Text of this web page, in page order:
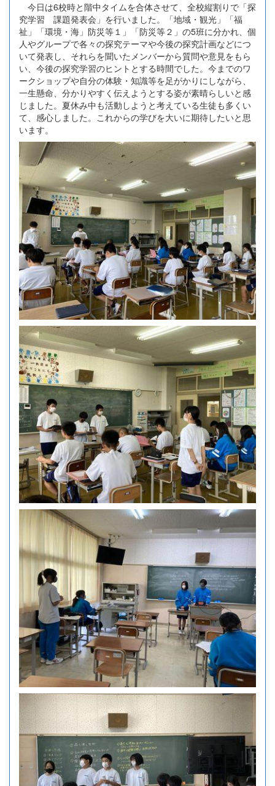
今日は6校時と階中タイムを合体させて、全校縦割りで「探
究学習 課題発表会」を行いました。「地域・観光」「福
祉」「環境・海」防災等１」「防災等２」の5班に分かれ、個
人やグループで各々の探究テーマや今後の探究計画などにつ
いて発表し、それらを聞いたメンバーから質問や意見をもら
い、今後の探究学習のヒントとする時間でした。今までのワ
ークショップや自分の体験・知識等を足がかりにしながら、
一生懸命、分かりやすく伝えようとする姿が素晴らしいと感
じました。夏休み中も活動しようと考えている生徒も多くい
て、感心しました。これからの学びを大いに期待したいと思
います。